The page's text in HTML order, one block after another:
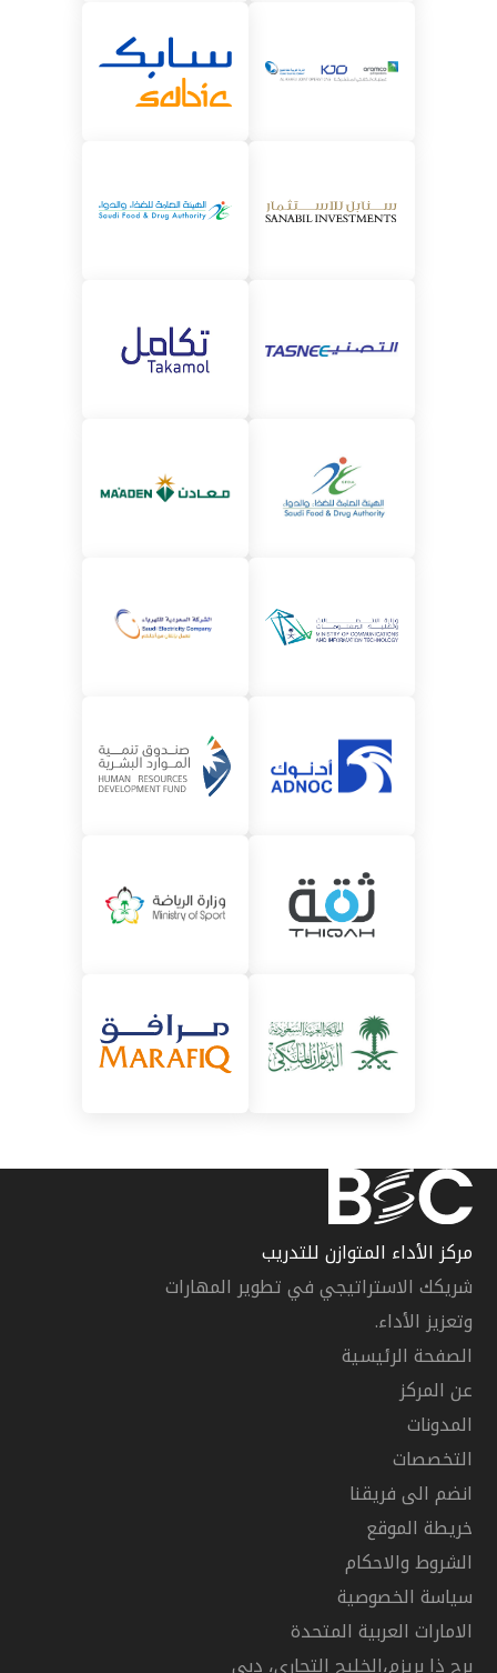
مركز الأداء المتوازن للتدريب
شريكك الاستراتيجي في تطوير المهارات
وتعزيز الأداء.
الصفحة الرئيسية
عن المركز
المدونات
التخصصات
انضم الى فريقنا
خريطة الموقع
الشروط والاحكام
سياسة الخصوصية
الامارات العربية المتحدة
برج ذا بريزم،الخليج التجاري، دبي